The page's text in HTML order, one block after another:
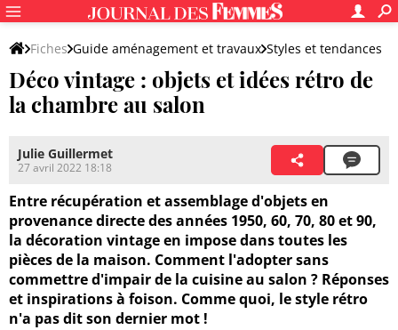
Fiches Guide aménagement et travaux Styles et tendances
Styles de déco
Déco vintage : objets et idées rétro de
la chambre au salon
Julie Guillermet
27 avril 2022 18:18
Entre récupération et assemblage d'objets en
provenance directe des années 1950, 60, 70, 80 et 90,
la décoration vintage en impose dans toutes les
pièces de la maison. Comment l'adopter sans
commettre d'impair de la cuisine au salon ? Réponses
et inspirations à foison. Comme quoi, le style rétro
n'a pas dit son dernier mot !